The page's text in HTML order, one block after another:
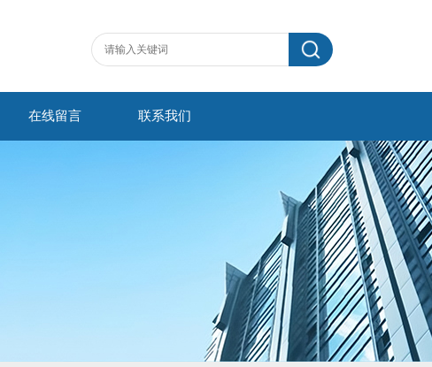
在线留言 联系我们